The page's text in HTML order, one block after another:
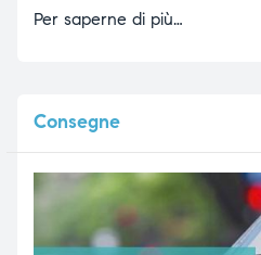
Per saperne di più…
Consegne